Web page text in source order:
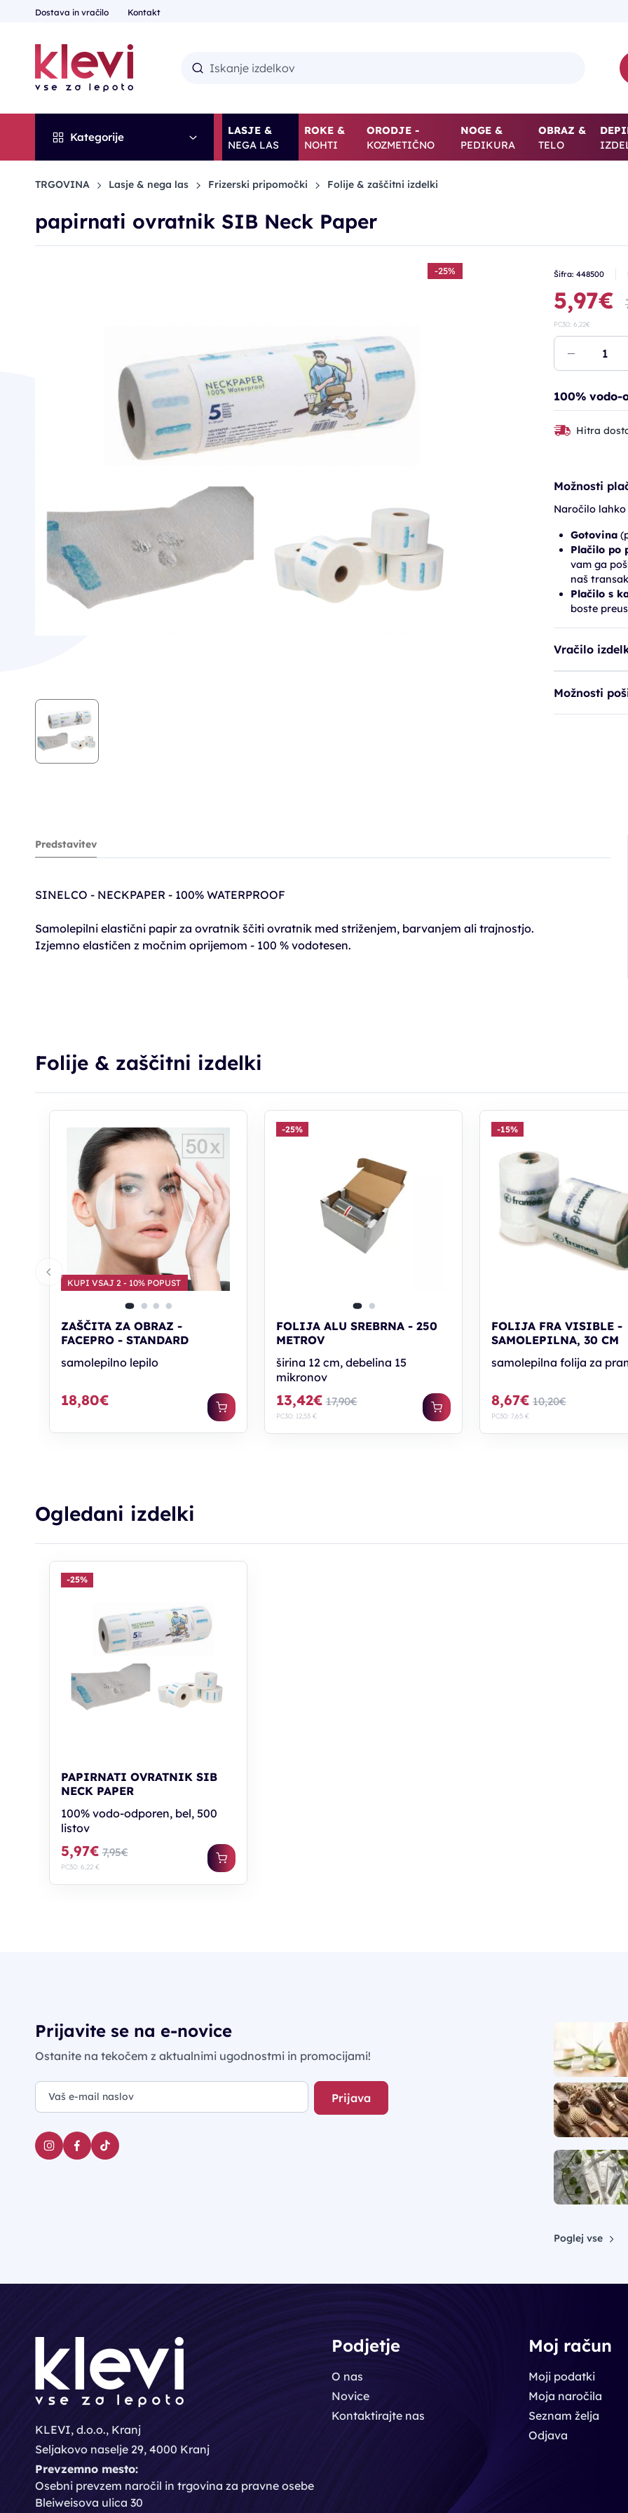
Dostava in vračilo Kontakt
Kategorije
LASJE &
NEGA LAS
ROKE &
NOHTI
ORODJE -
KOZMETIČNO
NOGE &
PEDIKURA
OBRAZ &
TELO
TRGOVINA Lasje & nega las Frizerski pripomočki Folije & zaščitni izdelki
papirnati ovratnik SIB Neck Paper
-25% Šifra: 448500
5,97€
PC30: 6,22€
100% vodo-
Hitra
Možnosti
Naročilo
Gotovina
Plačilo po
vam ga
naš
Plačilo s
boste
Vračilo
Možnosti
Predstavitev
SINELCO - NECKPAPER - 100% WATERPROOF
Samolepilni elastični papir za ovratnik ščiti ovratnik med striženjem, barvanjem ali trajnostjo.
Izjemno elastičen z močnim oprijemom - 100 % vodotesen.
Folije & zaščitni izdelki
KUPI VSAJ 2 - 10% POPUST
ZAŠČITA ZA OBRAZ -
FACEPRO - STANDARD
samolepilno lepilo
18,80€
-25%
FOLIJA ALU SREBRNA - 250
METROV
širina 12 cm, debelina 15
mikronov
13,42€ 17,90€
PC30: 12,53 €
-15%
FOLIJA FRA VISIBLE -
SAMOLEPILNA, 30 CM
samolepilna folija za
8,67€ 10,20€
PC30: 7,65 €
Ogledani izdelki
-25%
PAPIRNATI OVRATNIK SIB
NECK PAPER
100% vodo-odporen, bel, 500
listov
5,97€ 7,95€
PC30: 6,22 €
Prijavite se na e-novice
Ostanite na tekočem z aktualnimi ugodnostmi in promocijami!
Prijava
Poglej vse
KLEVI, d.o.o., Kranj
Seljakovo naselje 29, 4000 Kranj
Prevzemno mesto:
Osebni prevzem naročil in trgovina za pravne osebe
Bleiweisova ulica 30
Podjetje
O nas
Novice
Kontaktirajte nas
Moj račun
Moji podatki
Moja naročila
Seznam želja
Odjava